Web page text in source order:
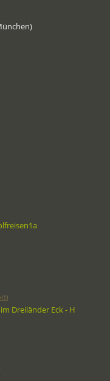
Dreiländer Eck - H